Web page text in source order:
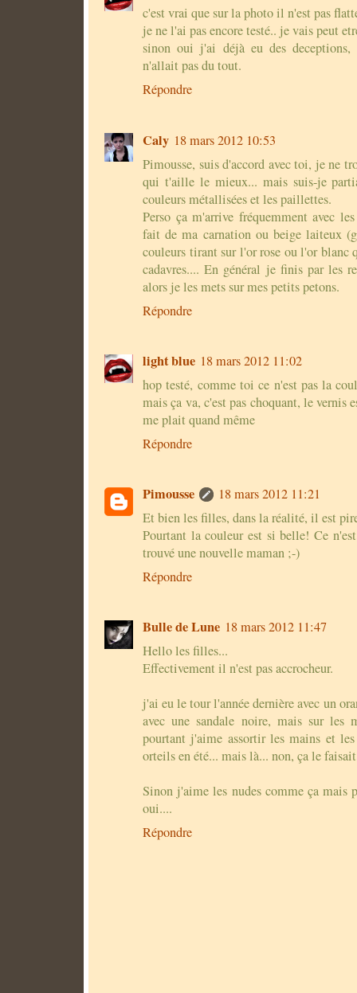
c'est vrai que sur la photo il n'est pas
je ne l'ai pas encore testé.. je vais peut
sinon oui j'ai déjà eu des
n'allait pas du tout.
Répondre
Caly 18 mars 2012 10:53
Pimousse, suis d'accord avec toi, je ne
qui t'aille le mieux... mais suis-je
couleurs métallisées et les paillettes.
Perso ça m'arrive fréquemment avec
fait de ma carnation ou beige laiteux
couleurs tirant sur l'or rose ou l'or blanc
cadavres.... En général je finis par les
alors je les mets sur mes petits petons.
Répondre
light blue 18 mars 2012 11:02
hop testé, comme toi ce n'est pas la
mais ça va, c'est pas choquant, le vernis
me plait quand même
Répondre
Pimousse
18 mars 2012 11:21
Et bien les filles, dans la réalité, il est
Pourtant la couleur est si belle! Ce
trouvé une nouvelle maman ;-)
Répondre
Bulle de Lune 18 mars 2012 11:47
Hello les filles...
Effectivement il n'est pas accrocheur.
j'ai eu le tour l'année dernière avec un
avec une sandale noire, mais sur les
pourtant j'aime assortir les mains et
orteils en été... mais là... non, ça le
Sinon j'aime les nudes comme ça mais
oui....
Répondre